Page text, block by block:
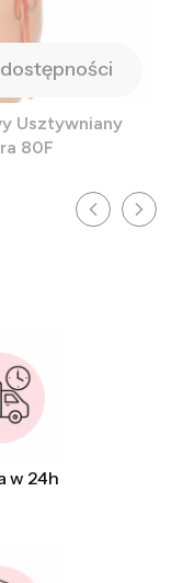
Usztywniany
80F
w 24h